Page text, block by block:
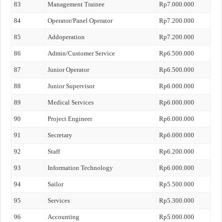
83 Management Trainee Rp7.000.000
84 Operator/Panel Operator Rp7.200.000
85 Addoperation Rp7.200.000
86 Admin/Customer Service Rp6.500.000
87 Junior Operator Rp6.500.000
88 Junior Supervisor Rp6.000.000
89 Medical Services Rp6.000.000
90 Project Engineer Rp6.000.000
91 Secretary Rp6.000.000
92 Staff Rp6.200.000
93 Information Technology Rp6.000.000
94 Sailor Rp5.500.000
95 Services Rp5.300.000
96 Accounting Rp5.000.000